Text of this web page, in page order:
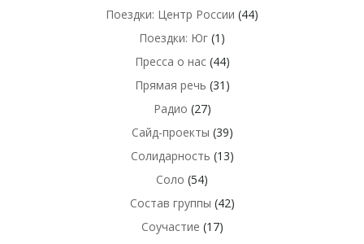
Поездки: Центр России (44)
Поездки: Юг (1)
Пресса о нас(44)
Прямая речь (31)
Радио (27)
Сайд-проекты (39)
Солидарность (13)
Соло (54)
Состав группы (42)
Соучастие (17)